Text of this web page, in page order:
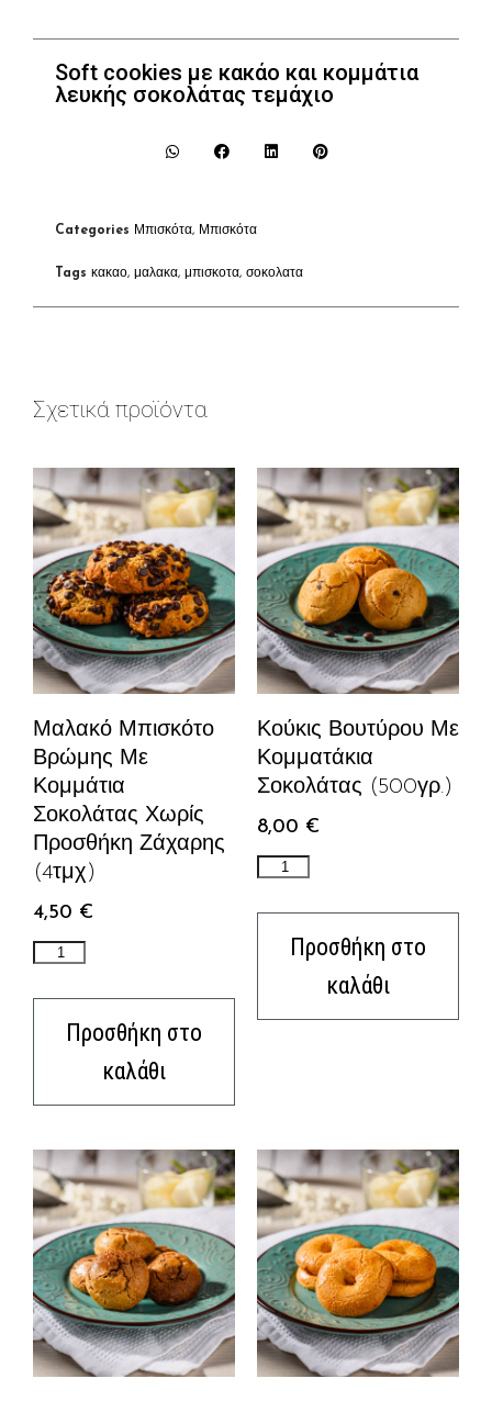
Soft cookies με κακάο και κομμάτια
λευκής σοκολάτας τεμάχιο
Categories Μπισκότα, Μπισκότα
Tags κακαο, μαλακα, μπισκοτα, σοκολατα
Σχετικά προϊόντα
Μαλακό Μπισκότο
Βρώμης Με
Κομμάτια
Σοκολάτας Χωρίς
Προσθήκη Ζάχαρης
(4τμχ)
4,50 €
Προσθήκη στο
καλάθι
Κούκις Βουτύρου Με
Κομματάκια
Σοκολάτας (500γρ.)
8,00 €
Προσθήκη στο
καλάθι